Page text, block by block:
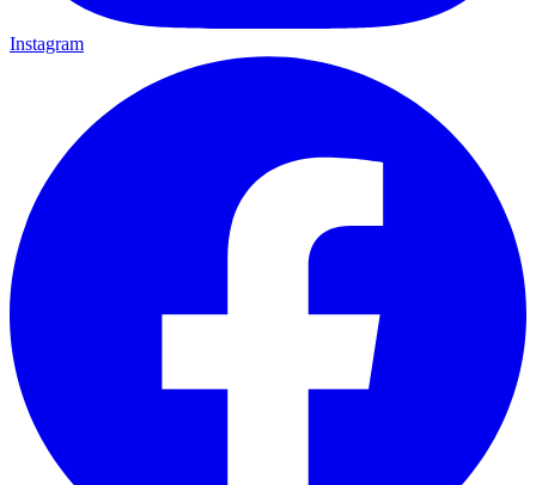
Instagram